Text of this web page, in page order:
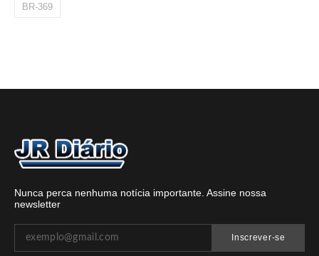
BR-369
Nunca perca nenhuma notícia importante. Assine nossa
newsletter
Inscrever-se